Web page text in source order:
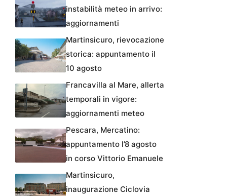
instabilità meteo in arrivo:
aggiornamenti
Martinsicuro, rievocazione
storica: appuntamento il
10 agosto
Francavilla al Mare, allerta
temporali in vigore:
aggiornamenti meteo
Pescara, Mercatino:
appuntamento l’8 agosto
in corso Vittorio Emanuele
Martinsicuro,
inaugurazione Ciclovia